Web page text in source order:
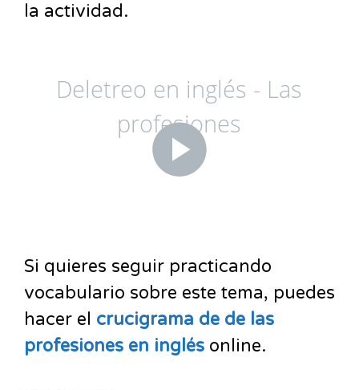
la actividad.
Si quieres seguir practicando
vocabulario sobre este tema, puedes
hacer el crucigrama de de las
profesiones en inglés online.